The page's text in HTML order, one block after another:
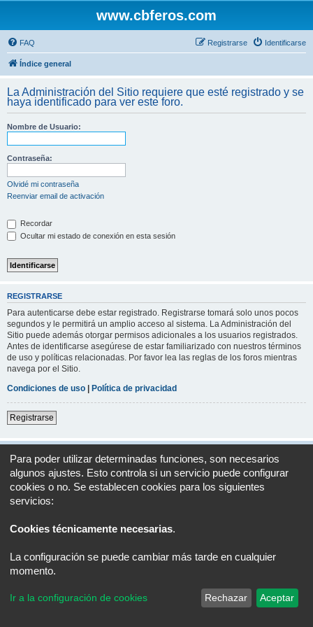
www.cbferos.com
FAQ Identificarse
Registrarse
Índice general
La Administración del Sitio requiere que esté registrado y se
haya identificado para ver este foro.
Nombre de Usuario:
Contraseña:
Olvidé mi contraseña
Reenviar email de activación
Recordar
Ocultar mi estado de conexión en esta sesión
REGISTRARSE
Para autenticarse debe estar registrado. Registrarse tomará solo unos pocos
segundos y le permitirá un amplio acceso al sistema. La Administración del
Sitio puede además otorgar permisos adicionales a los usuarios registrados.
Antes de identificarse asegúrese de estar familiarizado con nuestros términos
de uso y políticas relacionadas. Por favor lea las reglas de los foros mientras
navega por el Sitio.
Condiciones de uso | Política de privacidad
Registrarse
Índice general UTC+02:00
Desarrollado porphpBB® Forum Software © phpBB Limited
Traducción al español porphpBB España
Para poder utilizar determinadas funciones, son necesarios
algunos ajustes. Esto controla si un servicio puede configurar
cookies o no. Se establecen cookies para los siguientes
servicios:
Cookies técnicamente necesarias.
La configuración se puede cambiar más tarde en cualquier
momento.
Ir a la configuración de cookies Rechazar Aceptar